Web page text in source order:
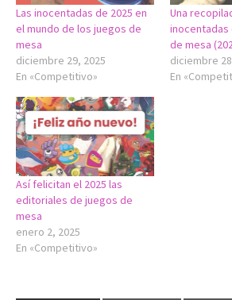
Las inocentadas de 2025 en
el mundo de los juegos de
mesa
diciembre 29, 2025
En «Competitivo»
Una
inocentadas
de mesa
diciembre
En
Así felicitan el 2025 las
editoriales de juegos de
mesa
enero 2, 2025
En «Competitivo»